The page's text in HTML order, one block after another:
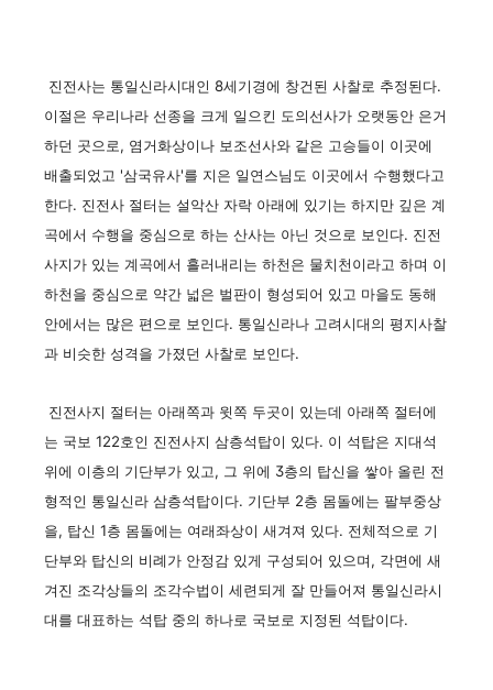
진전사는 통일신라시대인 8세기경에 창건된 사찰로 추정된다.
이절은 우리나라 선종을 크게 일으킨 도의선사가 오랫동안 은거
하던 곳으로, 염거화상이나 보조선사와 같은 고승들이 이곳에
배출되었고 '삼국유사'를 지은 일연스님도 이곳에서 수행했다고
한다. 진전사 절터는 설악산 자락 아래에 있기는 하지만 깊은 계
곡에서 수행을 중심으로 하는 산사는 아닌 것으로 보인다. 진전
사지가 있는 계곡에서 흘러내리는 하천은 물치천이라고 하며 이
하천을 중심으로 약간 넓은 벌판이 형성되어 있고 마을도 동해
안에서는 많은 편으로 보인다. 통일신라나 고려시대의 평지사찰
과 비슷한 성격을 가졌던 사찰로 보인다.
진전사지 절터는 아래쪽과 윗쪽 두곳이 있는데 아래쪽 절터에
는 국보 122호인 진전사지 삼층석탑이 있다. 이 석탑은 지대석
위에 이층의 기단부가 있고, 그 위에 3층의 탑신을 쌓아 올린 전
형적인 통일신라 삼층석탑이다. 기단부 2층 몸돌에는 팔부중상
을, 탑신 1층 몸돌에는 여래좌상이 새겨져 있다. 전체적으로 기
단부와 탑신의 비례가 안정감 있게 구성되어 있으며, 각면에 새
겨진 조각상들의 조각수법이 세련되게 잘 만들어져 통일신라시
대를 대표하는 석탑 중의 하나로 국보로 지정된 석탑이다.